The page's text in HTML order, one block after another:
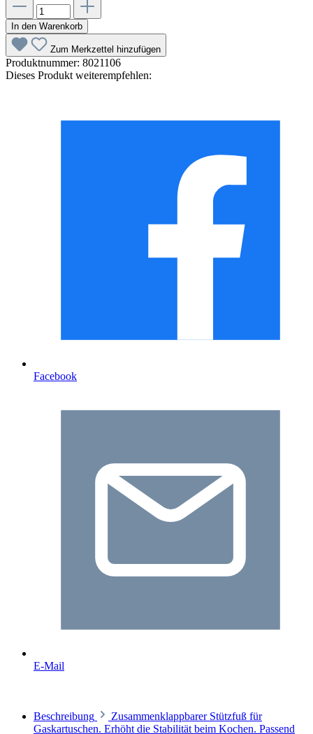
In den Warenkorb
Zum Merkzettel hinzufügen
Produktnummer: 8021106
Dieses Produkt weiterempfehlen:
Facebook
E-Mail
Beschreibung
Zusammenklappbarer Stützfuß für
Gaskartuschen. Erhöht die Stabilität beim Kochen. Passend